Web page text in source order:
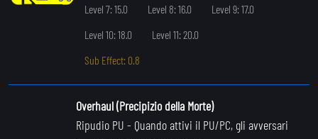
Level 7: 15.0
Level 8: 16.0
Level 9: 17.0
Level 10: 18.0
Level 11: 20.0
Sub Effect: 0.8
Overhaul (Precipizio della Morte)
Ripudio PU - Quando attivi il PU/PC, gli avversari